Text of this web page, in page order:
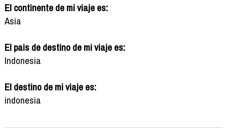
El continente de mi viaje es:
Asia
El pais de destino de mi viaje es:
Indonesia
El destino de mi viaje es:
indonesia